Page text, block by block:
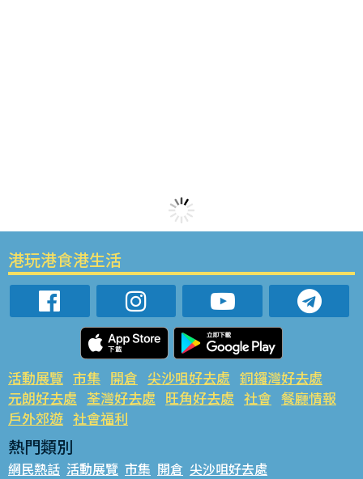
港玩港食港生活
活動展覽 市集 開倉 尖沙咀好去處 銅鑼灣好去處
元朗好去處 荃灣好去處 旺角好去處 社會 餐廳情報
戶外郊遊 社會福利
熱門類別
網民熱話 活動展覽 市集 開倉 尖沙咀好去處